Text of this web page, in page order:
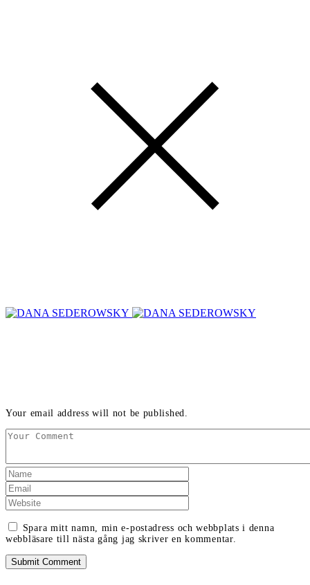
Your email address will not be published.
Spara mitt namn, min e-postadress och webbplats i denna
webbläsare till nästa gång jag skriver en kommentar.